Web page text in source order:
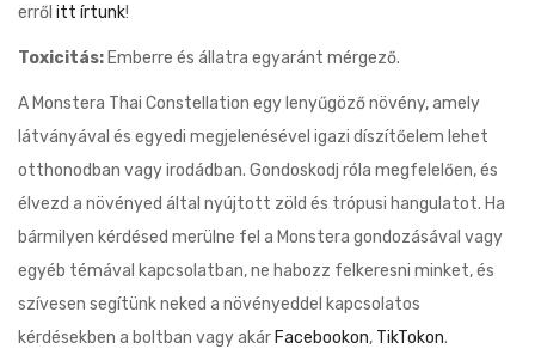
erről itt írtunk!
Toxicitás: Emberre és állatra egyaránt mérgező.
A Monstera Thai Constellation egy lenyűgöző növény, amely
látványával és egyedi megjelenésével igazi díszítőelem lehet
otthonodban vagy irodádban. Gondoskodj róla megfelelően, és
élvezd a növényed által nyújtott zöld és trópusi hangulatot. Ha
bármilyen kérdésed merülne fel a Monstera gondozásával vagy
egyéb témával kapcsolatban, ne habozz felkeresni minket, és
szívesen segítünk neked a növényeddel kapcsolatos
kérdésekben a boltban vagy akár Facebookon, TikTokon.